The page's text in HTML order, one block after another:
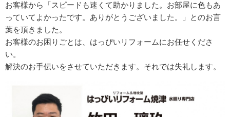
お客様から「スピードも速くて助かりました。お部屋に色もあ
っていてよかったです。ありがとうございました。」とのお言
葉を頂きました。
お客様のお困りごとは、 はっぴいリフォームにお任せくださ
い。
解決のお手伝いをさせていただきます。 それでは失礼します。